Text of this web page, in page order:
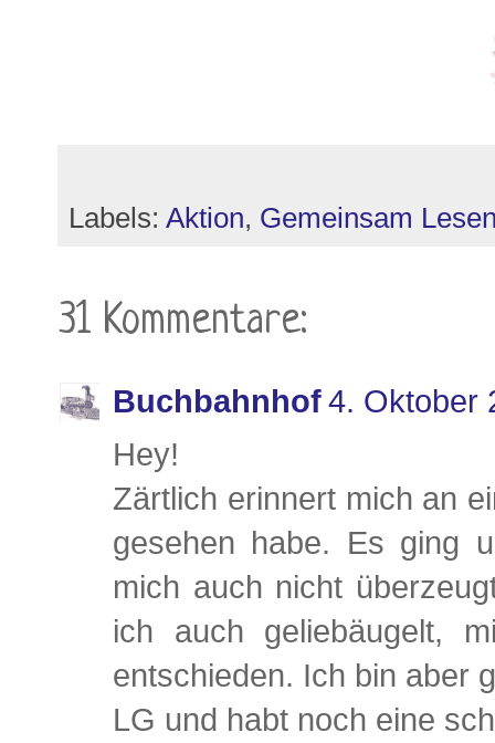
Labels: Aktion, Gemeinsam
31 Kommentare:
Buchbahnhof4. Oktober
Hey!
Zärtlich erinnert mich an
gesehen habe. Es ging
mich auch nicht
ich auch geliebäugelt,
entschieden. Ich bin aber
LG und habt noch eine